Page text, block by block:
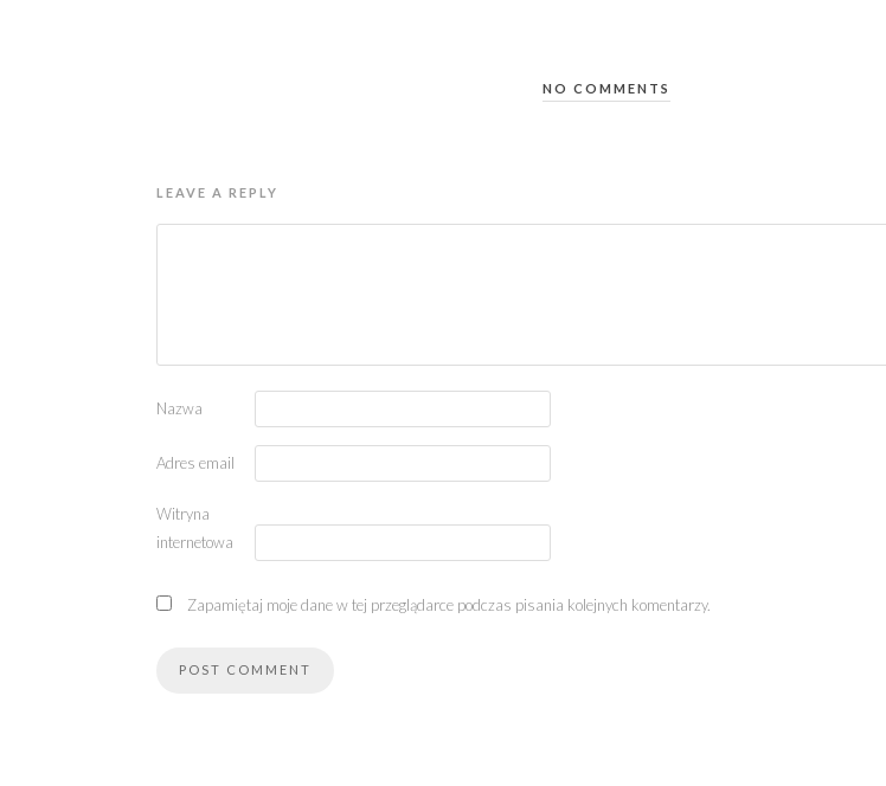
NO COMMENTS
LEAVE A REPLY
Nazwa
Adres email
Witryna
internetowa
Zapamiętaj moje dane w tej przeglądarce podczas pisania kolejnych komentarzy.